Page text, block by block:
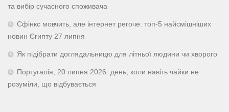
та вибір сучасного споживача
Сфінкс мовчить, але інтернет регоче: топ-5 найсмішніших
новин Єгипту 27 липня
Як підібрати доглядальницю для літньої людини чи хворого
Португалія, 20 липня 2026: день, коли навіть чайки не
розуміли, що відбувається